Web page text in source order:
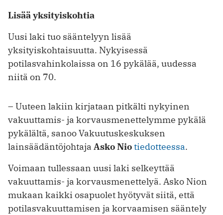
Lisää yksityiskohtia
Uusi laki tuo sääntelyyn lisää
yksityiskohtaisuutta. Nykyisessä
potilasvahinkolaissa on 16 pykälää, uudessa
niitä on 70.
– Uuteen lakiin kirjataan pitkälti nykyinen
vakuuttamis- ja korvausmenettelymme pykälä
pykälältä, sanoo Vakuutuskeskuksen
lainsäädäntöjohtaja Asko Niotiedotteessa.
Voimaan tullessaan uusi laki selkeyttää
vakuuttamis- ja korvausmenettelyä. Asko Nion
mukaan kaikki osapuolet hyötyvät siitä, että
potilasvakuuttamisen ja korvaamisen sääntely